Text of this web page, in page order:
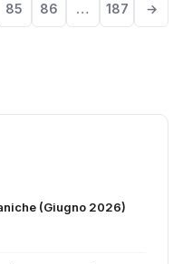
85 86 … 187 →
(Giugno 2026)